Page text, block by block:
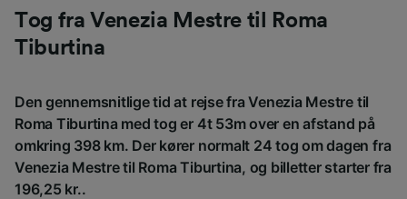
Tog fra Venezia Mestre til Roma
Tiburtina
Den gennemsnitlige tid at rejse fra Venezia Mestre til
Roma Tiburtina med tog er 4t 53m over en afstand på
omkring 398 km. Der kører normalt 24 tog om dagen fra
Venezia Mestre til Roma Tiburtina, og billetter starter fra
196,25 kr..
Vi og vores partnere behandler data for at
levere:
Bruge præcise geografiske
Opbevare og/eller tilgå oplysninger på en
enhed. Tilpasset annoncering og indhold,
annoncerings- og indholdsmåling,
målgruppeundersøgelser og udvikling af
tjenester.